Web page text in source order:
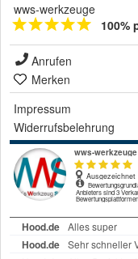
wws-werkzeuge
100%
Anrufen
Merken
Impressum
Widerrufsbelehrung